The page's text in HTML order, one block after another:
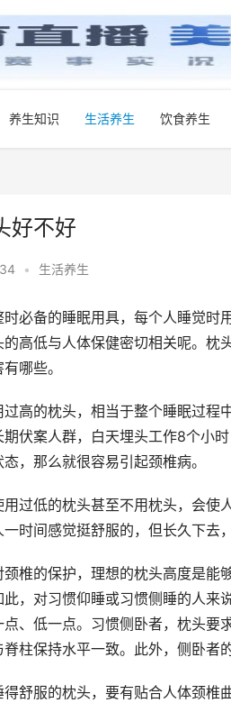
养生知识 生活养生 饮食养生
好不好
• 生活养生
必备的睡眠用具，每个人睡觉
高低与人体保健密切相关呢。
哪些。
高的枕头，相当于整个睡眠过
伏案人群，白天埋头工作8个小
，那么就很容易引起颈椎病。
过低的枕头甚至不用枕头，会
时间感觉挺舒服的，但长久下去
椎的保护，理想的枕头高度是
，对习惯仰睡或习惯侧睡的人
、低一点。习惯侧卧者，枕头
柱保持水平一致。此外，侧卧者
舒服的枕头，要有贴合人体颈